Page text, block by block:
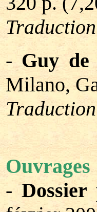
- Guy de
Milano,
Ouvrages
-Dossier